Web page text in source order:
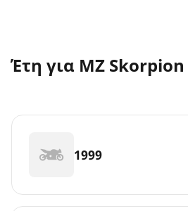
Έτη για MZ
1999